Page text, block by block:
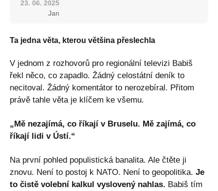
23. 06. 2025
Jan
Ta jedna věta, kterou většina přeslechla
V jednom z rozhovorů pro regionální televizi Babiš
řekl něco, co zapadlo. Žádný celostátní deník to
necitoval. Žádný komentátor to nerozebíral. Přitom
právě tahle věta je klíčem ke všemu.
„Mě nezajímá, co říkají v Bruselu. Mě zajímá, co
říkají lidi v Ústí.“
Na první pohled populistická banalita. Ale čtěte ji
znovu. Není to postoj k NATO. Není to geopolitika. Je
to čistě volební kalkul vyslovený nahlas. Babiš tím